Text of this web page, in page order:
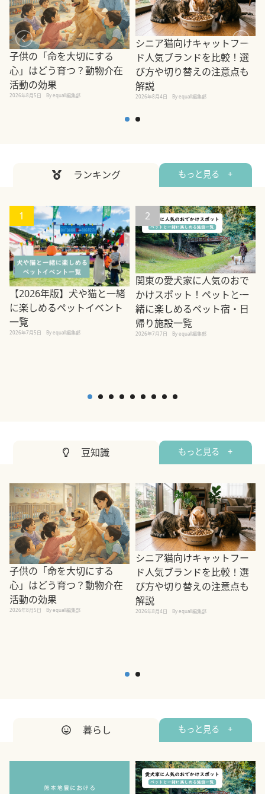
子供の「命を大切にする
心」はどう育つ？動物介在
活動の効果
2026年8月5日 By equall編集部
シニア猫向けキャットフー
ド人気ブランドを比較！選
び方や切り替えの注意点も
解説
2026年8月4日 By equall編集部
ランキング もっと見る +
1
【2026年版】犬や猫と一緒
に楽しめるペットイベント
一覧
2026年7月5日 By equall編集部
2
関東の愛犬家に人気のおで
かけスポット！ペットと一
緒に楽しめるペット宿・日
帰り施設一覧
2026年7月7日 By equall編集部
豆知識 もっと見る +
子供の「命を大切にする
心」はどう育つ？動物介在
活動の効果
2026年8月5日 By equall編集部
シニア猫向けキャットフー
ド人気ブランドを比較！選
び方や切り替えの注意点も
解説
2026年8月4日 By equall編集部
暮らし もっと見る +